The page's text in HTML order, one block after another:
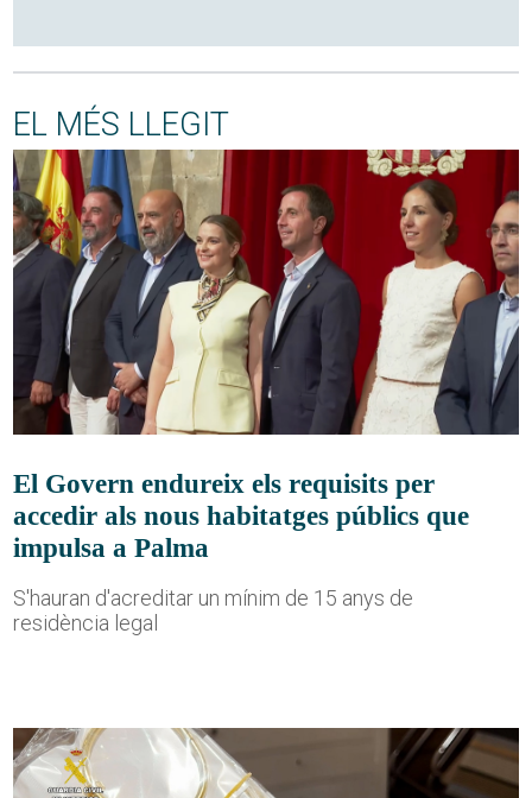
EL MÉS LLEGIT
El Govern endureix els requisits per
accedir als nous habitatges públics que
impulsa a Palma
S'hauran d'acreditar un mínim de 15 anys de
residència legal